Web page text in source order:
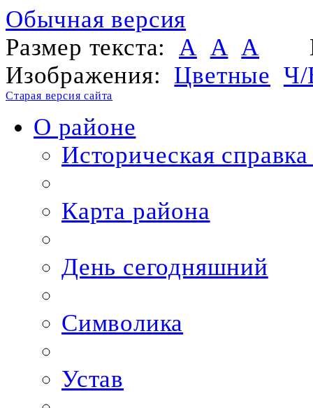
Обычная версия
Размер текста:A A A
Изображения: Цветные Ч/
Старая версия сайта
О районе
Историческая
Карта района
День сегодняшний
Символика
Устав